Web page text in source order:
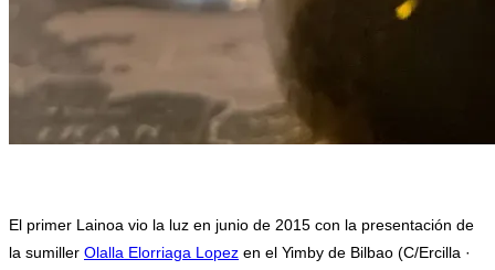
El primer Lainoa vio la luz en junio de 2015 con la presentación de
la sumiller Olalla Elorriaga Lopez en el Yimby de Bilbao (C/Ercilla ·